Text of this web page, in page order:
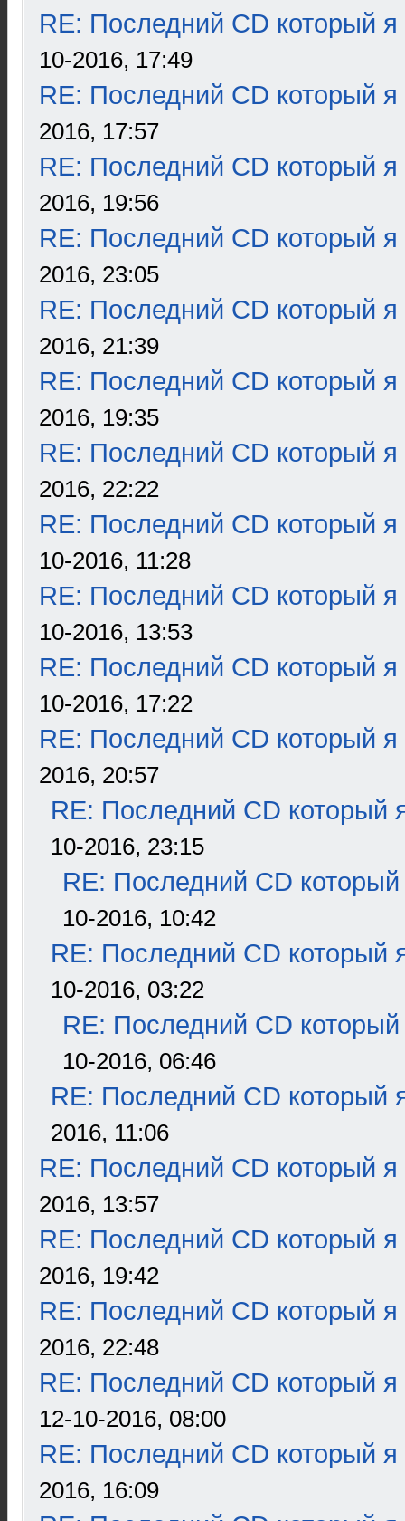
RE: Последний CD который я
10-2016, 17:49
RE: Последний CD который я
2016, 17:57
RE: Последний CD который я
2016, 19:56
RE: Последний CD который я
2016, 23:05
RE: Последний CD который я
2016, 21:39
RE: Последний CD который я
2016, 19:35
RE: Последний CD который я
2016, 22:22
RE: Последний CD который я
10-2016, 11:28
RE: Последний CD который я
10-2016, 13:53
RE: Последний CD который я
10-2016, 17:22
RE: Последний CD который я
2016, 20:57
RE: Последний CD который
10-2016, 23:15
RE: Последний CD который
10-2016, 10:42
RE: Последний CD который
10-2016, 03:22
RE: Последний CD который
10-2016, 06:46
RE: Последний CD который
2016, 11:06
RE: Последний CD который я
2016, 13:57
RE: Последний CD который я
2016, 19:42
RE: Последний CD который я
2016, 22:48
RE: Последний CD который я
12-10-2016, 08:00
RE: Последний CD который я
2016, 16:09